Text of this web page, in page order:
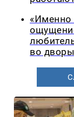
«Именно
во